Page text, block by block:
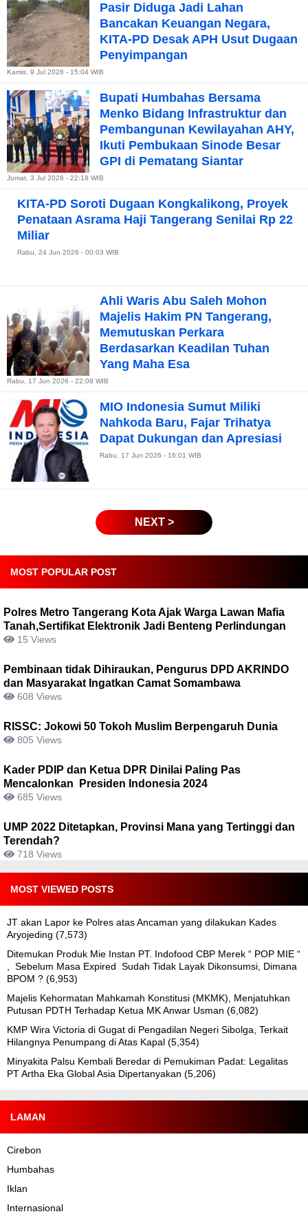
MOST POPULAR POST
Polres Metro Tangerang Kota Ajak Warga Lawan Mafia
Tanah,Sertifikat Elektronik Jadi Benteng Perlindungan
15 Views
Pembinaan tidak Dihiraukan, Pengurus DPD AKRINDO
dan Masyarakat Ingatkan Camat Somambawa
608 Views
RISSC: Jokowi 50 Tokoh Muslim Berpengaruh Dunia
805 Views
Kader PDIP dan Ketua DPR Dinilai Paling Pas
Mencalonkan Presiden Indonesia 2024
685 Views
UMP 2022 Ditetapkan, Provinsi Mana yang Tertinggi dan
Terendah?
718 Views
MOST VIEWED POSTS
JT akan Lapor ke Polres atas Ancaman yang dilakukan Kades
Aryojeding (7,573)
Ditemukan Produk Mie Instan PT. Indofood CBP Merek “ POP MIE “
, Sebelum Masa Expired Sudah Tidak Layak Dikonsumsi, Dimana
BPOM ? (6,953)
Majelis Kehormatan Mahkamah Konstitusi (MKMK), Menjatuhkan
Putusan PDTH Terhadap Ketua MK Anwar Usman (6,082)
KMP Wira Victoria di Gugat di Pengadilan Negeri Sibolga, Terkait
Hilangnya Penumpang di Atas Kapal (5,354)
Minyakita Palsu Kembali Beredar di Pemukiman Padat: Legalitas
PT Artha Eka Global Asia Dipertanyakan (5,206)
LAMAN
Cirebon
Humbahas
Iklan
Internasional
Pasir Diduga Jadi Lahan
Bancakan Keuangan Negara,
KITA-PD Desak APH Usut Dugaan
Penyimpangan
Kamis, 9 Jul 2026 - 15:04 WIB
Bupati Humbahas Bersama
Menko Bidang Infrastruktur dan
Pembangunan Kewilayahan AHY,
Ikuti Pembukaan Sinode Besar
GPI di Pematang Siantar
Jumat, 3 Jul 2026 - 22:18 WIB
KITA-PD Soroti Dugaan Kongkalikong, Proyek
Penataan Asrama Haji Tangerang Senilai Rp 22
Miliar
Rabu, 24 Jun 2026 - 00:03 WIB
Ahli Waris Abu Saleh Mohon
Majelis Hakim PN Tangerang,
Memutuskan Perkara
Berdasarkan Keadilan Tuhan
Yang Maha Esa
Rabu, 17 Jun 2026 - 22:08 WIB
MIO Indonesia Sumut Miliki
Nahkoda Baru, Fajar Trihatya
Dapat Dukungan dan Apresiasi
Rabu, 17 Jun 2026 - 16:01 WIB
NEXT >